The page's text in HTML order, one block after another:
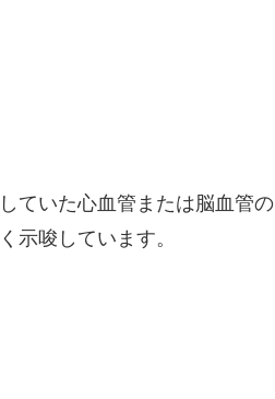
ていた心血管または脳血管の
示唆しています。